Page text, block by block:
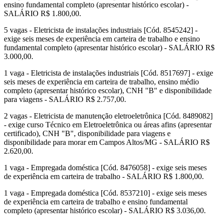
ensino fundamental completo (apresentar histórico escolar) -
SALÁRIO R$ 1.800,00.
5 vagas - Eletricista de instalações industriais [Cód. 8545242] -
exige seis meses de experiência em carteira de trabalho e ensino
fundamental completo (apresentar histórico escolar) - SALÁRIO R$
3.000,00.
1 vaga - Eletricista de instalações industriais [Cód. 8517697] - exige
seis meses de experiência em carteira de trabalho, ensino médio
completo (apresentar histórico escolar), CNH "B" e disponibilidade
para viagens - SALÁRIO R$ 2.757,00.
2 vagas - Eletricista de manutenção eletroeletrônica [Cód. 8489082]
- exige curso Técnico em Eletroeletrônica ou áreas afins (apresentar
certificado), CNH "B", disponibilidade para viagens e
disponibilidade para morar em Campos Altos/MG - SALÁRIO R$
2.620,00.
1 vaga - Empregada doméstica [Cód. 8476058] - exige seis meses
de experiência em carteira de trabalho - SALÁRIO R$ 1.800,00.
1 vaga - Empregada doméstica [Cód. 8537210] - exige seis meses
de experiência em carteira de trabalho e ensino fundamental
completo (apresentar histórico escolar) - SALÁRIO R$ 3.036,00.